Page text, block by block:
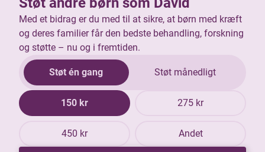
Med et bidrag er du med til at sikre, at børn med kræft
og deres familier får den bedste behandling, forskning
og støtte – nu og i fremtiden.
Støt én gang Støt månedligt
150 kr 275 kr
450 kr Andet